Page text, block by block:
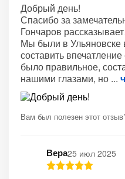
Добрый день!
Спасибо за
Гончаров
Мы были в Ульяновске
составить
было правильное,
нашими глазами, но
Вам был полезен этот
Вера25 июл 2025